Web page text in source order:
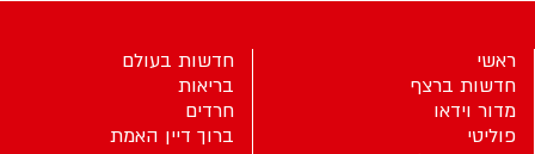
ראשי
חדשות ברצף
מדור וידאו
פוליטי
חדשות בעולם
בריאות
חרדים
ברוך דיין האמת